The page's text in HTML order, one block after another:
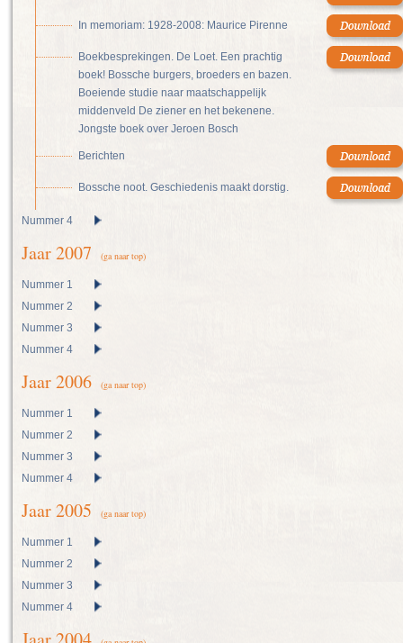
In memoriam: 1928-2008: Maurice Pirenne
Boekbesprekingen. De Loet. Een prachtig
boek! Bossche burgers, broeders en bazen.
Boeiende studie naar maatschappelijk
middenveld De ziener en het bekenene.
Jongste boek over Jeroen Bosch
Berichten
Bossche noot. Geschiedenis maakt dorstig.
Nummer 4
Jaar 2007 (ga naar top)
Nummer 1
Nummer 2
Nummer 3
Nummer 4
Jaar 2006 (ga naar top)
Nummer 1
Nummer 2
Nummer 3
Nummer 4
Jaar 2005 (ga naar top)
Nummer 1
Nummer 2
Nummer 3
Nummer 4